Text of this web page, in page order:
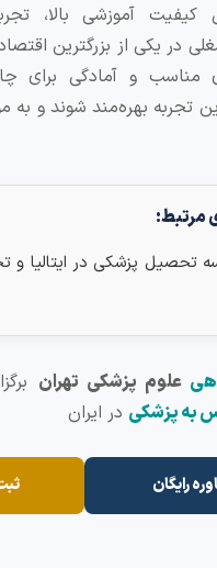
آموزشی بالا،
یکی از بزرگترین
و آمادگی برای
بهره‌مند شوند و به
پزشکی در ایتالیا و
علوم پزشکی تهرانبرگزار
پزشکیدر ایران